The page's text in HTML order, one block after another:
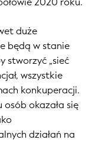
duże
będą w stanie
stworzyć „sieć
wszystkie
konkuperacji.
okazała się
działań na